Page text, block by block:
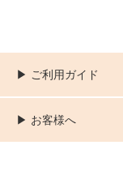
▶︎ ご利用ガイド
ご利用ガイド
決済／配送／送料につ
取り扱い商品一覧
顧客情報の取扱につい
特定商取引法の表記
▶︎ お客様へ